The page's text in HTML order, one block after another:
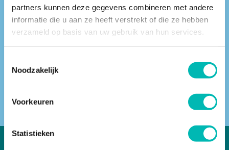
partners kunnen deze gegevens combineren met andere
informatie die u aan ze heeft verstrekt of die ze hebben
verzameld op basis van uw gebruik van hun services.
Noodzakelijk
Voorkeuren
Statistieken
Vind een VLR-vakbedrijf bij jou in de buurt